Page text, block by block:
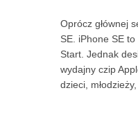
Oprócz głównej
SE. iPhone SE
Start. Jednak
wydajny czip
dzieci,